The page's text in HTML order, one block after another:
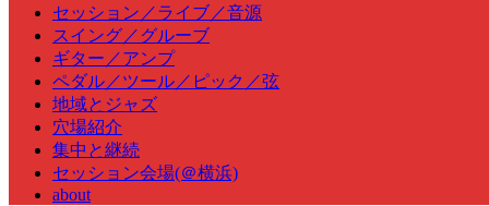
セッション／ライブ／音源
スイング／グルーブ
ギター／アンプ
ペダル／ツール／ピック／弦
地域とジャズ
穴場紹介
集中と継続
セッション会場(＠横浜)
about